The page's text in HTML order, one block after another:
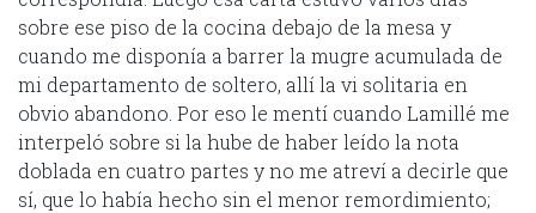
sobre ese piso de la cocina debajo de la mesa y
cuando me disponía a barrer la mugre acumulada de
mi departamento de soltero, allí la vi solitaria en
obvio abandono. Por eso le mentí cuando Lamillé me
interpeló sobre si la hube de haber leído la nota
doblada en cuatro partes y no me atreví a decirle que
sí, que lo había hecho sin el menor remordimiento;